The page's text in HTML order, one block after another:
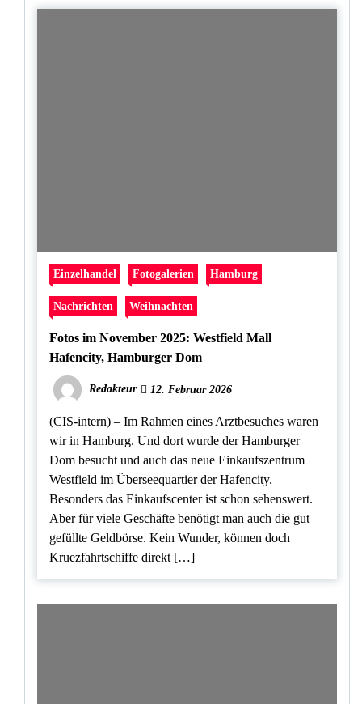
Einzelhandel Fotogalerien Hamburg
Nachrichten Weihnachten
Fotos im November 2025: Westfield Mall
Hafencity, Hamburger Dom
Redakteur 12. Februar 2026
(CIS-intern) – Im Rahmen eines Arztbesuches waren
wir in Hamburg. Und dort wurde der Hamburger
Dom besucht und auch das neue Einkaufszentrum
Westfield im Überseequartier der Hafencity.
Besonders das Einkaufscenter ist schon sehenswert.
Aber für viele Geschäfte benötigt man auch die gut
gefüllte Geldbörse. Kein Wunder, können doch
Kruezfahrtschiffe direkt […]